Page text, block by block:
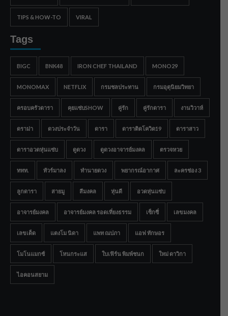
TIPS & HOW-TO VIRAL
Tags
BIGC BNK48 IRON CHEF THAILAND MONO29
MONOMAX NETFLIX กรมชลประทาน กรมอุตุนิยมวิทยา
ครอบครัวดารา คุยแซ่บSHOW คู่รัก คู่รักดารา งานวิวาห์
ดราม่า ดวงประจำวัน ดารา ดาราติดโควิด19 ดาราสาว
ดาราอวดหุ่นแซ่บ ดูดวง ดูดวงอาจารย์มงคล ตรวจหวย
ททท. ทัวร์มาลง ทำนายดวง พยากรณ์อากาศ ละครช่อง 3
ลูกดารา สายมู สีมงคล หุ่นดี อวดหุ่นแซ่บ
อาจารย์มงคล อาจารย์มงคล รอดเที่ยงธรรม เซ็กซี่ เลขมงคล
เลขเด็ด แตงโม นิดา แพท ณปภา แอฟ ทักษอร
โมโนแมกซ์ โหนกระแส ใบเฟิร์น พิมพ์ชนก ใหม่ ดาวิกา
ไอคอนสยาม